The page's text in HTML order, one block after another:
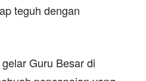
teguh dengan
Guru Besar di